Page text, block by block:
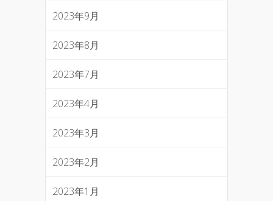
2023年9月
2023年8月
2023年7月
2023年4月
2023年3月
2023年2月
2023年1月